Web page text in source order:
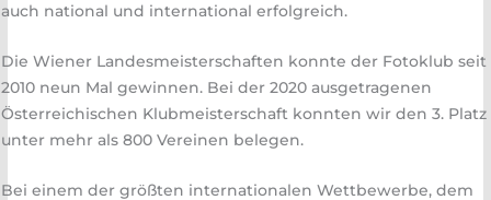
auch national und international erfolgreich.
Die Wiener Landesmeisterschaften konnte der Fotoklub seit
2010 neun Mal gewinnen. Bei der 2020 ausgetragenen
Österreichischen Klubmeisterschaft konnten wir den 3. Platz
unter mehr als 800 Vereinen belegen.
Bei einem der größten internationalen Wettbewerbe, dem